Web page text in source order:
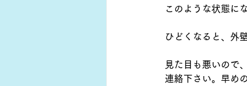
このような状態に
ひどくなると、外
見た目も悪いので
連絡下さい。早め